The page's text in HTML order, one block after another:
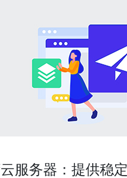
服务器：提供稳